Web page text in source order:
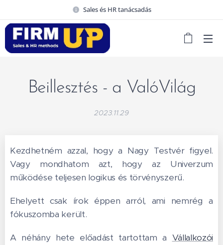
Sales és HR tanácsadás
Beillesztés - a ValóVilág
2023.11.29
Kezdhetném azzal, hogy a Nagy Testvér figyel.
Vagy mondhatom azt, hogy az Univerzum
működése teljesen logikus és törvényszerű.
Ehelyett csak írok éppen arról, ami nemrég a
fókuszomba került.
A néhány hete előadást tartottam a Vállalkozói